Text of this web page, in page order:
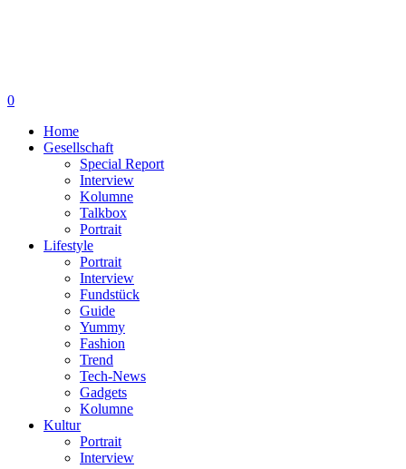
0
Home
Gesellschaft
Special Report
Interview
Kolumne
Talkbox
Portrait
Lifestyle
Portrait
Interview
Fundstück
Guide
Yummy
Fashion
Trend
Tech-News
Gadgets
Kolumne
Kultur
Portrait
Interview